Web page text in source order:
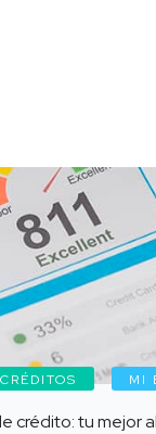
CRÉDITOS MI
crédito: tu mejor